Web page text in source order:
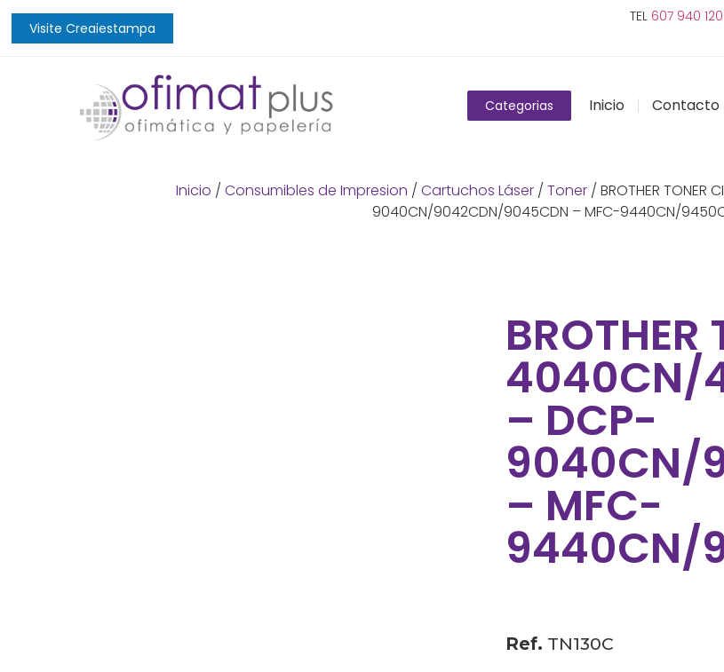
Visite Creaiestampa
TEL 607 940 120
Categorias Inicio Contacto
Inicio / Consumibles de Impresion / Cartuchos Láser/ Toner/ BROTHER TONER
9040CN/9042CDN/9045CDN – MFC-9440CN/
BROTHER
4040CN/
– DCP-
9040CN/
– MFC-
9440CN/
Ref. TN130C